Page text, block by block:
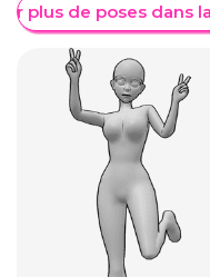
plus de poses dans